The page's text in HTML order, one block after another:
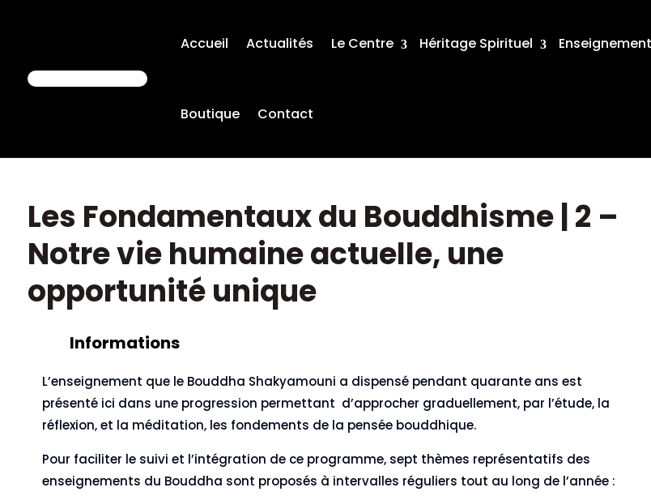
Accueil Actualités Le Centre Héritage Spirituel
Boutique Contact
Les Fondamentaux du Bouddhisme | 2 –
Notre vie humaine actuelle, une
opportunité unique
Informations
L’enseignement que le Bouddha Shakyamouni a dispensé pendant quarante ans est
présenté ici dans une progression permettant d’approcher graduellement, par l’étude, la
réflexion, et la méditation, les fondements de la pensée bouddhique.
Pour faciliter le suivi et l’intégration de ce programme, sept thèmes représentatifs des
enseignements du Bouddha sont proposés à intervalles réguliers tout au long de l’année :